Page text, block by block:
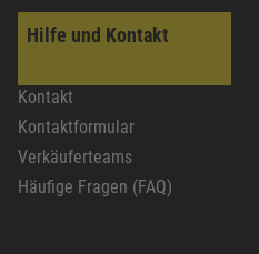
Hilfe und Kontakt
Kontakt
Kontaktformular
Verkäuferteams
Häufige Fragen (FAQ)